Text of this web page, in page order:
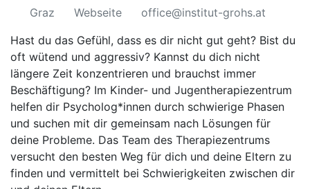
Graz
Webseite
office@institut-grohs.at
Hast du das Gefühl, dass es dir nicht gut geht? Bist du
oft wütend und aggressiv? Kannst du dich nicht
längere Zeit konzentrieren und brauchst immer
Beschäftigung? Im Kinder- und Jugentherapiezentrum
helfen dir Psycholog*innen durch schwierige Phasen
und suchen mit dir gemeinsam nach Lösungen für
deine Probleme. Das Team des Therapiezentrums
versucht den besten Weg für dich und deine Eltern zu
finden und vermittelt bei Schwierigkeiten zwischen dir